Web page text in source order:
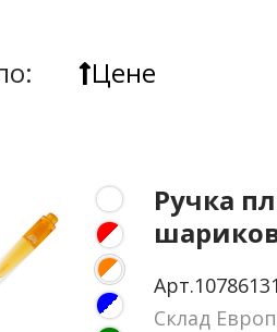
Цене
Ручка
Склад